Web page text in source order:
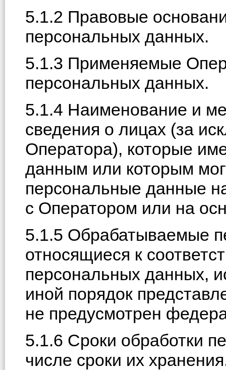
5.1.2 Правовые
персональных данных.
5.1.3 Применяемые
персональных данных.
5.1.4 Наименование и
сведения о лицах (за
Оператора), которые
данным или которым
персональные данные
с Оператором или на
5.1.5 Обрабатываемые
относящиеся к
персональных данных,
иной порядок
не предусмотрен
5.1.6 Сроки обработки
числе сроки их